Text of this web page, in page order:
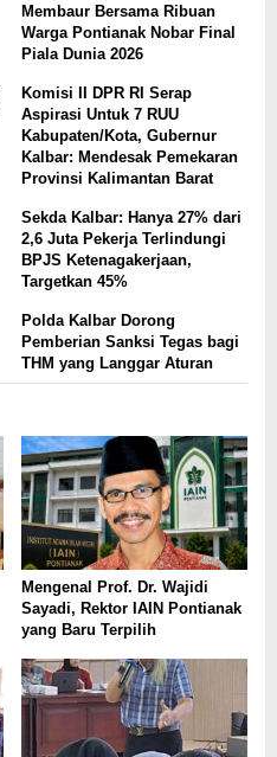
Membaur Bersama Ribuan
Warga Pontianak Nobar Final
Piala Dunia 2026
Komisi II DPR RI Serap
Aspirasi Untuk 7 RUU
Kabupaten/Kota, Gubernur
Kalbar: Mendesak Pemekaran
Provinsi Kalimantan Barat
Sekda Kalbar: Hanya 27% dari
2,6 Juta Pekerja Terlindungi
BPJS Ketenagakerjaan,
Targetkan 45%
Polda Kalbar Dorong
Pemberian Sanksi Tegas bagi
THM yang Langgar Aturan
Mengenal Prof. Dr. Wajidi
Sayadi, Rektor IAIN Pontianak
yang Baru Terpilih